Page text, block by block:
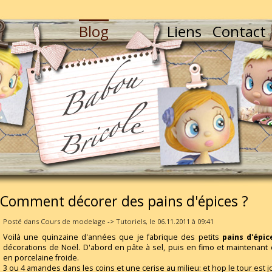
Blog Liens Contact
Comment décorer des pains d'épices ?
Posté dans Cours de modelage -> Tutoriels, le 06.11.2011 à 09:41
Voilà une quinzaine d'années que je fabrique des petits pains
décorations de Noël. D'abord en pâte à sel, puis en fimo et maintenant
en porcelaine froide.
3 ou 4 amandes dans les coins et une cerise au milieu: et hop le tour est